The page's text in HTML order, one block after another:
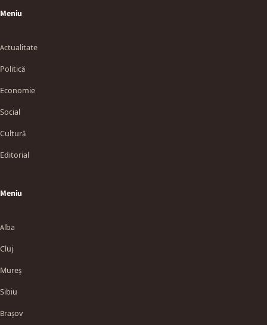
Meniu
Actualitate
Politică
Economie
Social
Cultură
Editorial
Meniu
Alba
Cluj
Mureș
Sibiu
Brașov